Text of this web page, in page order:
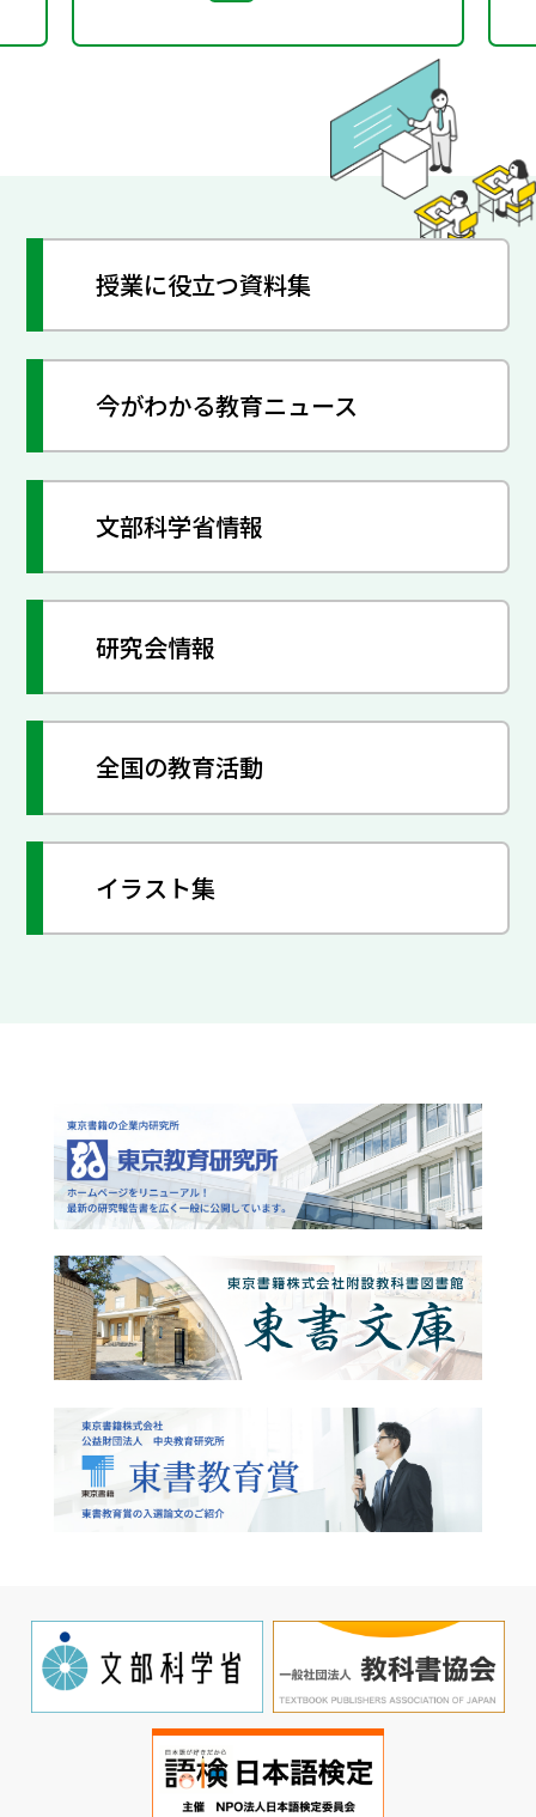
授業に役立つ資料集
今がわかる教育ニュース
文部科学省情報
研究会情報
全国の教育活動
イラスト集